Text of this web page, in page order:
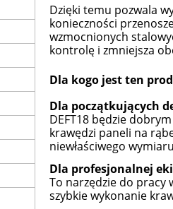
Dzięki temu pozwala
konieczności
wzmocnionych
kontrolę i zmniejsza
Dla kogo jest ten
Dla początkujących
DEFT18 będzie
krawędzi paneli na
niewłaściwego
Dla profesjonalnej
To narzędzie do pracy
szybkie wykonanie